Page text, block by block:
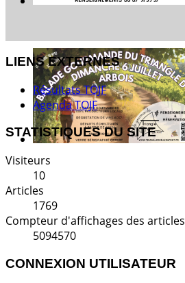
LIENS EXTERNES
Résultats TOJF
Agenda TOJF
STATISTIQUES DU SITE
Visiteurs
10
Articles
1769
Compteur d'affichages des articles
5094570
CONNEXION UTILISATEUR